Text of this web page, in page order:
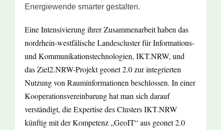
Energiewende smarter gestalten.
Eine Intensivierung ihrer Zusammenarbeit haben das
nordrhein-westfälische Landescluster für Informations-
und Kommunikationstechnologien, IKT.NRW, und
das Ziel2.NRW-Projekt geonet 2.0 zur integrierten
Nutzung von Rauminformationen beschlossen. In einer
Kooperationsvereinbarung hat man sich darauf
verständigt, die Expertise des Clusters IKT.NRW
künftig mit der Kompetenz „GeoIT“ aus geonet 2.0